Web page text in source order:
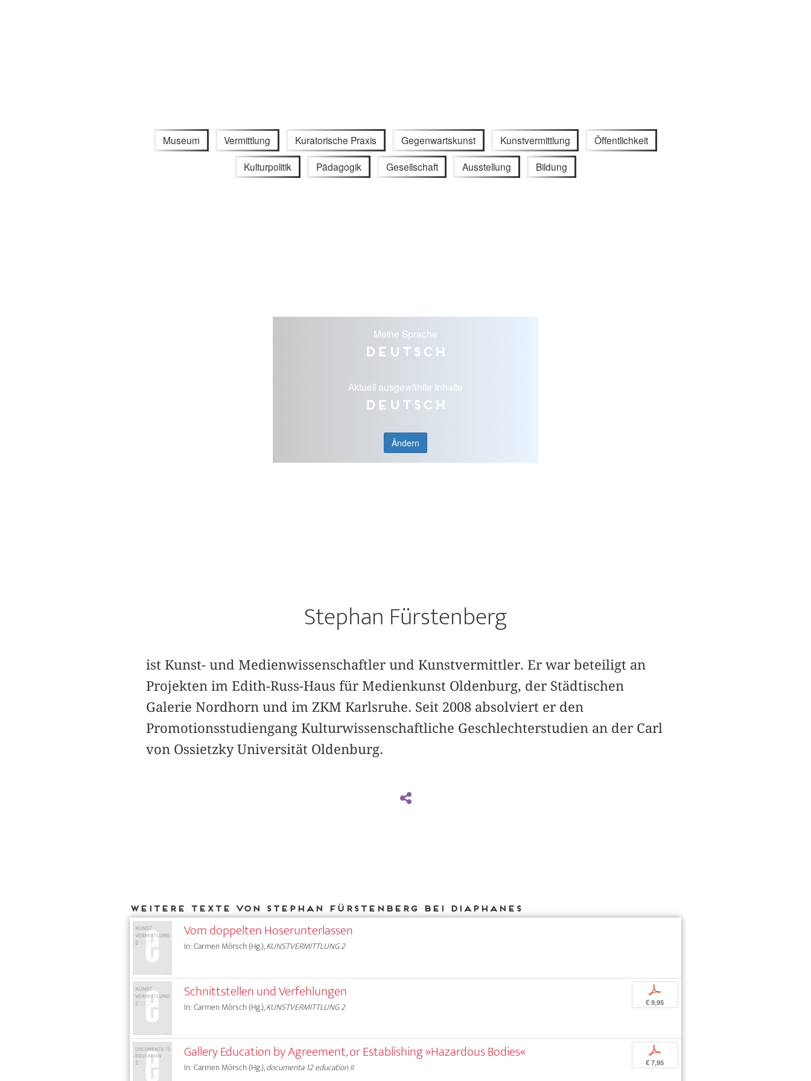
Museum Vermittlung Kuratorische Praxis Gegenwartskunst Kunstvermittlung Öffentlichkeit
Kulturpolitik Pädagogik Gesellschaft Ausstellung Bildung
Meine Sprache
Deutsch
Aktuell ausgewählte Inhalte
Deutsch
Ändern
Stephan Fürstenberg
ist Kunst- und Medienwissenschaftler und Kunstvermittler. Er war beteiligt an
Projekten im Edith-Russ-Haus für Medienkunst Oldenburg, der Städtischen
Galerie Nordhorn und im ZKM Karlsruhe. Seit 2008 absolviert er den
Promotionsstudiengang Kulturwissenschaftliche Geschlechterstudien an der Carl
von Ossietzky Universität Oldenburg.
Weitere Texte von Stephan Fürstenberg bei DIAPHANES
Vom doppelten Hoserunterlassen
In: Carmen Mörsch (Hg.),KUNSTVERMITTLUNG 2
Schnittstellen und Verfehlungen
In: Carmen Mörsch (Hg.),KUNSTVERMITTLUNG 2
p
€ 9,95
Gallery Education by Agreement, or Establishing »Hazardous Bodies«
In: Carmen Mörsch (Hg.),documenta 12 education II
p
€ 7,95